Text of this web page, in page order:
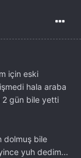
için eski
hala araba
2 gün bile yetti
dolmuş bile
yuh dedim...